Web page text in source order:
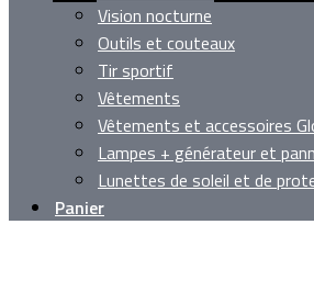
Vision nocturne
Outils et couteaux
Tir sportif
Vêtements
Vêtements et accessoires
Lampes + générateur et
Lunettes de soleil et de
Panier